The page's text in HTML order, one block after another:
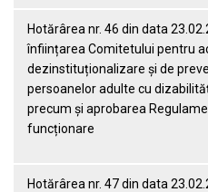
Hotărârea nr. 46 din data
înființarea Comitetului pentru
dezinstituționalizare şi de
persoanelor adulte cu
precum și aprobarea
funcționare
Hotărârea nr. 47 din data